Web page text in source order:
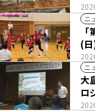
ニ
(
ニ
大
ロ